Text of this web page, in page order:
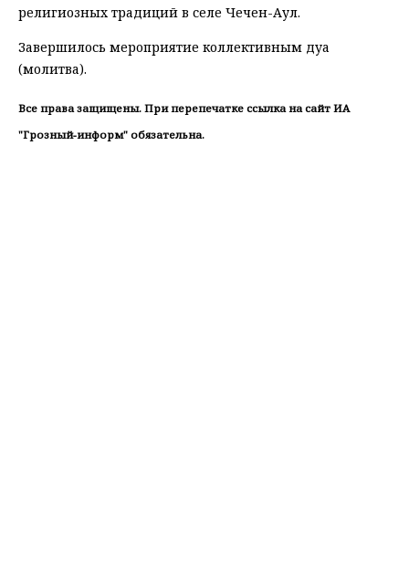
религиозных традиций в селе Чечен-Аул.
Завершилось мероприятие коллективным дуа
(молитва).
Все права защищены. При перепечатке ссылка на сайт ИА
"Грозный-информ" обязательна.